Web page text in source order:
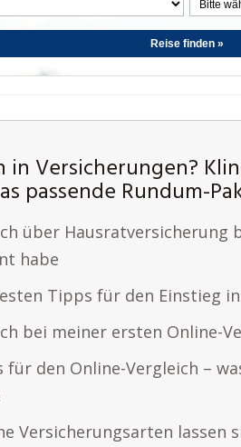
Reise finden »
in Versicherungen?
passende Rundum-
über Hausratversicherung
habe
Tipps für den Einstieg
bei meiner ersten Online-
für den Online-Vergleich –
Versicherungsarten lassen